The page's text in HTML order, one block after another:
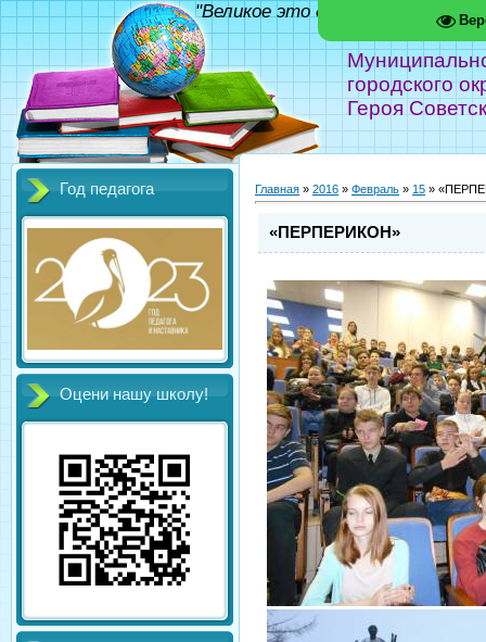
городского
Героя
"Великое это дело - школа!"
Год педагога
Оцени нашу школу!
Главная » 2016 » Февраль » 15 »
«ПЕРПЕРИКОН»